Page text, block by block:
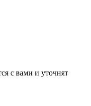
с вами и уточнят